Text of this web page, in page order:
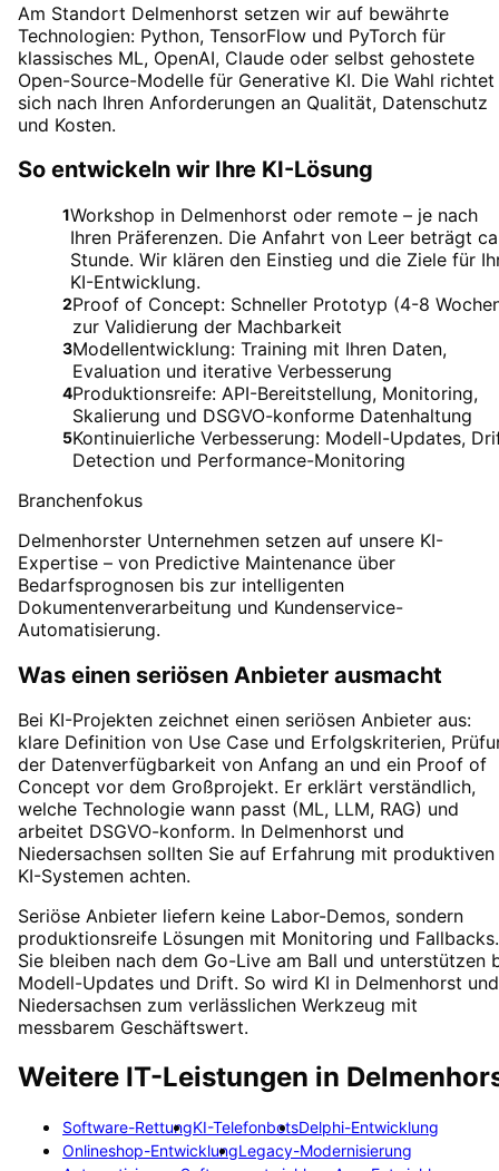
Am Standort Delmenhorst setzen wir auf bewährte
Technologien: Python, TensorFlow und PyTorch für
klassisches ML, OpenAI, Claude oder selbst gehostete
Open-Source-Modelle für Generative KI. Die Wahl richtet
sich nach Ihren Anforderungen an Qualität, Datenschutz
und Kosten.
So entwickeln wir Ihre KI-Lösung
1Workshop in Delmenhorst oder remote – je nach
Ihren Präferenzen. Die Anfahrt von Leer beträgt
Stunde. Wir klären den Einstieg und die Ziele für
KI-Entwicklung.
2Proof of Concept: Schneller Prototyp (4-8
zur Validierung der Machbarkeit
3Modellentwicklung: Training mit Ihren Daten,
Evaluation und iterative Verbesserung
4Produktionsreife: API-Bereitstellung, Monitoring,
Skalierung und DSGVO-konforme Datenhaltung
5Kontinuierliche Verbesserung: Modell-Updates,
Detection und Performance-Monitoring
Branchenfokus
Delmenhorster Unternehmen setzen auf unsere KI-
Expertise – von Predictive Maintenance über
Bedarfsprognosen bis zur intelligenten
Dokumentenverarbeitung und Kundenservice-
Automatisierung.
Was einen seriösen Anbieter ausmacht
Bei KI-Projekten zeichnet einen seriösen Anbieter aus:
klare Definition von Use Case und Erfolgskriterien,
der Datenverfügbarkeit von Anfang an und ein Proof of
Concept vor dem Großprojekt. Er erklärt verständlich,
welche Technologie wann passt (ML, LLM, RAG) und
arbeitet DSGVO-konform. In Delmenhorst und
Niedersachsen sollten Sie auf Erfahrung mit produktiven
KI-Systemen achten.
Seriöse Anbieter liefern keine Labor-Demos, sondern
produktionsreife Lösungen mit Monitoring und Fallbacks.
Sie bleiben nach dem Go-Live am Ball und unterstützen
Modell-Updates und Drift. So wird KI in Delmenhorst und
Niedersachsen zum verlässlichen Werkzeug mit
messbarem Geschäftswert.
Weitere IT-Leistungen in
Software-RettungKI-TelefonbotsDelphi-Entwicklung
Onlineshop-EntwicklungLegacy-Modernisierung